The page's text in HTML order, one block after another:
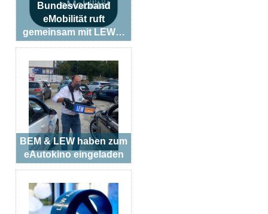
Bundesverband
eMobilität ruft
gemeinsam mit LEW…
BEM & LEW haben zum
eAutokino eingeladen